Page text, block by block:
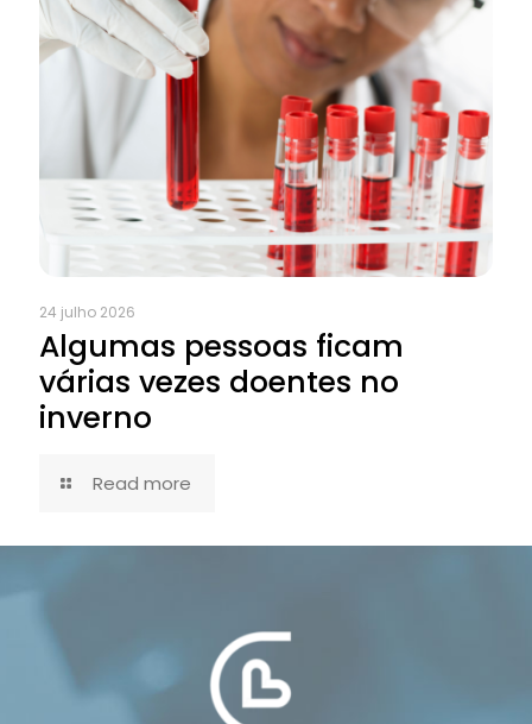
24 julho 2026
Algumas pessoas ficam
várias vezes doentes no
inverno
Read more